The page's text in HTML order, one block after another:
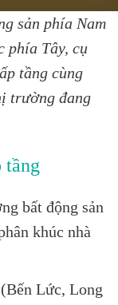
sản phía Nam
phía Tây, cụ
tầng cùng
trường đang
tầng
bất động sản
khúc nhà
Lức, Long